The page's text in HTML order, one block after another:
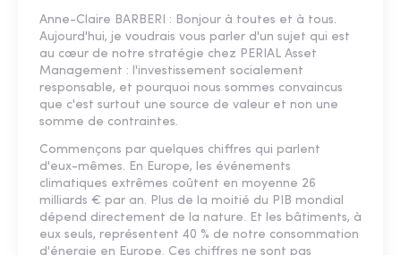
Anne-Claire BARBERI : Bonjour à toutes et à tous.
Aujourd'hui, je voudrais vous parler d'un sujet qui est
au cœur de notre stratégie chez PERIAL Asset
Management : l'investissement socialement
responsable, et pourquoi nous sommes convaincus
que c'est surtout une source de valeur et non une
somme de contraintes.
Commençons par quelques chiffres qui parlent
d'eux-mêmes. En Europe, les événements
climatiques extrêmes coûtent en moyenne 26
milliards € par an. Plus de la moitié du PIB mondial
dépend directement de la nature. Et les bâtiments, à
eux seuls, représentent 40 % de notre consommation
d'énergie en Europe. Ces chiffres ne sont pas